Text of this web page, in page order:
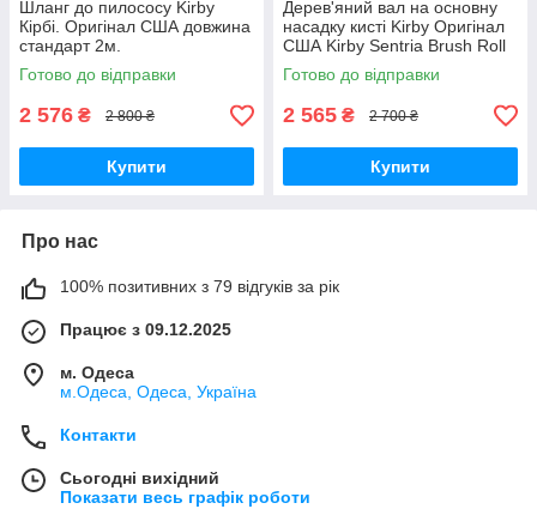
Шланг до пилососу Kirby
Кірбі. Оригінал США довжина
стандарт 2м.
Готово до відправки
2 576 ₴ 2 800 ₴
Купити
Дерев'яний вал на основну
насадку кисті Kirby Оригінал
США Kirby Sentria Brush Roll
Готово до відправки
2 565 ₴ 2 700 ₴
Купити
Про нас
100% позитивних з 79 відгуків за рік
Працює з 09.12.2025
м. Одеса
м.Одеса, Одеса, Україна
Контакти
Сьогодні вихідний
Показати весь графік роботи